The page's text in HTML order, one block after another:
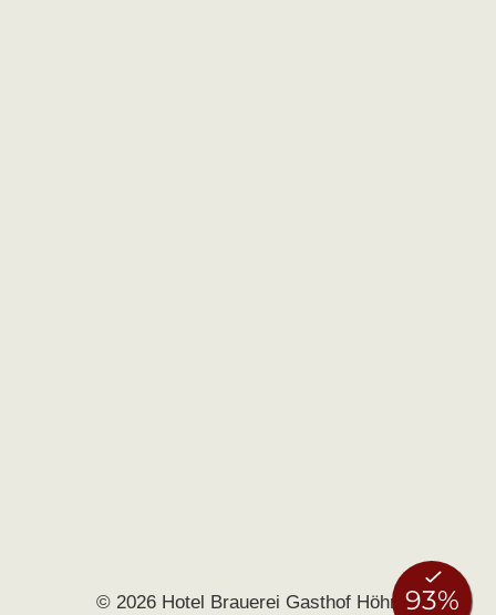
© 2026 Hotel Brauerei Gasthof Höhn